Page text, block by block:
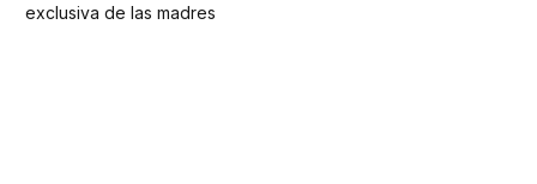
exclusiva de las madres